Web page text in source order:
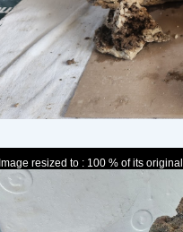
Image resized to : 100 % of its